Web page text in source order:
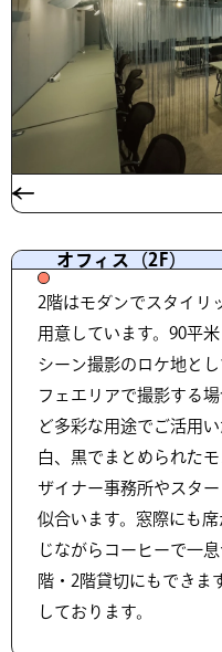
オフィス（2F）
2階はモダンでスタイリ
用意しています。90平
シーン撮影のロケ地と
フェエリアで撮影する
ど多彩な用途でご活用
白、黒でまとめられた
ザイナー事務所やスタ
似合います。窓際にも
じながらコーヒーで一
階・2階貸切にもできま
しております。